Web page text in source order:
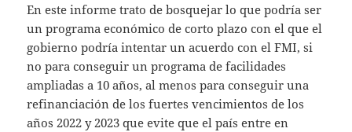
En este informe trato de bosquejar lo que podría ser
un programa económico de corto plazo con el que el
gobierno podría intentar un acuerdo con el FMI, si
no para conseguir un programa de facilidades
ampliadas a 10 años, al menos para conseguir una
refinanciación de los fuertes vencimientos de los
años 2022 y 2023 que evite que el país entre en